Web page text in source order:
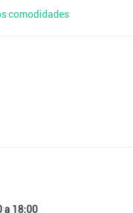
comodidades
a 18:00